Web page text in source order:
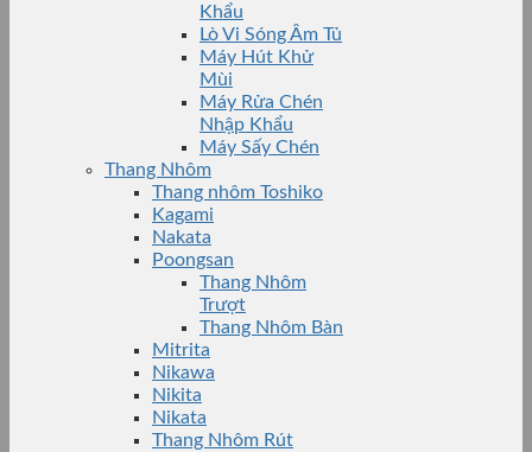
Khẩu
Lò Vi Sóng Âm Tủ
Máy Hút Khử
Mùi
Máy Rửa Chén
Nhập Khẩu
Máy Sấy Chén
Thang Nhôm
Thang nhôm Toshiko
Kagami
Nakata
Poongsan
Thang Nhôm
Trượt
Thang Nhôm Bàn
Mitrita
Nikawa
Nikita
Nikata
Thang Nhôm Rút